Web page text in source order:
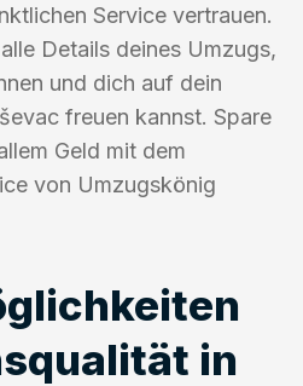
Service vertrauen.
Details deines Umzugs,
und dich auf dein
freuen kannst. Spare
Geld mit dem
von Umzugskönig
in